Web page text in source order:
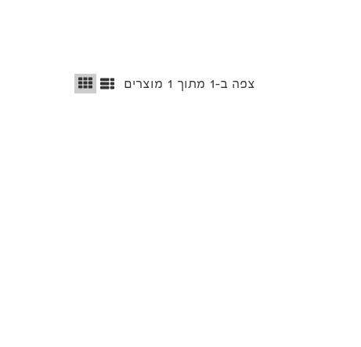
צפה ב-1 מתוך 1 מוצרים